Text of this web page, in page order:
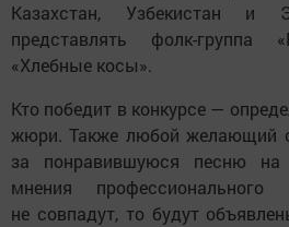
Казахстан, Узбекистан и
представлять фолк-группа
«Хлебные косы».
Кто победит в конкурсе —
жюри. Также любой желающий
за понравившуюся песню на
мнения
не совпадут, то будут